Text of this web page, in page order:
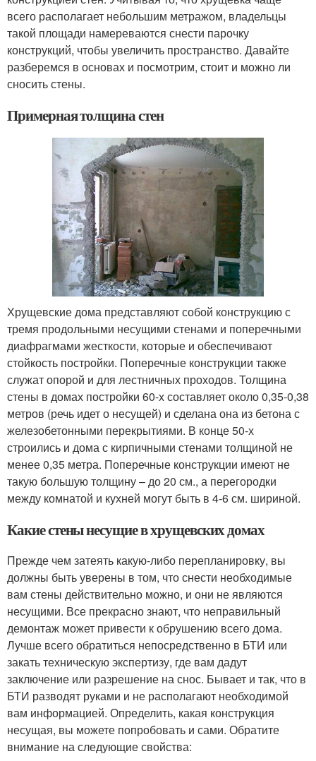
всего располагает небольшим метражом, владельцы
такой площади намереваются снести парочку
конструкций, чтобы увеличить пространство. Давайте
разберемся в основах и посмотрим, стоит и можно ли
сносить стены.
Примерная толщина стен
Хрущевские дома представляют собой конструкцию с
тремя продольными несущими стенами и поперечными
диафрагмами жесткости, которые и обеспечивают
стойкость постройки. Поперечные конструкции также
служат опорой и для лестничных проходов. Толщина
стены в домах постройки 60-х составляет около 0,35-0,38
метров (речь идет о несущей) и сделана она из бетона с
железобетонными перекрытиями. В конце 50-х
строились и дома с кирпичными стенами толщиной не
менее 0,35 метра. Поперечные конструкции имеют не
такую большую толщину – до 20 см., а перегородки
между комнатой и кухней могут быть в 4-6 см. шириной.
Какие стены несущие в хрущевских домах
Прежде чем затеять какую-либо перепланировку, вы
должны быть уверены в том, что снести необходимые
вам стены действительно можно, и они не являются
несущими. Все прекрасно знают, что неправильный
демонтаж может привести к обрушению всего дома.
Лучше всего обратиться непосредственно в БТИ или
закать техническую экспертизу, где вам дадут
заключение или разрешение на снос. Бывает и так, что в
БТИ разводят руками и не располагают необходимой
вам информацией. Определить, какая конструкция
несущая, вы можете попробовать и сами. Обратите
внимание на следующие свойства: